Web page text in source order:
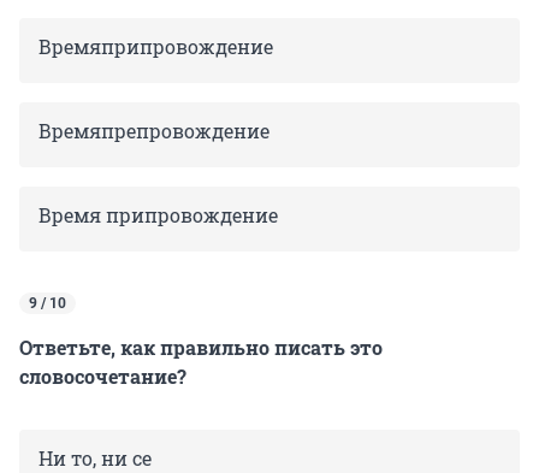
Времяприпровождение
Времяпрепровождение
Время припровождение
9 / 10
Ответьте, как правильно писать это
словосочетание?
Ни то, ни се